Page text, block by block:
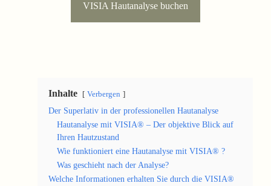
VISIA Hautanalyse buchen
Inhalte Verbergen
Der Superlativ in der professionellen Hautanalyse
Hautanalyse mit VISIA® – Der objektive Blick auf
Ihren Hautzustand
Wie funktioniert eine Hautanalyse mit VISIA® ?
Was geschieht nach der Analyse?
Welche Informationen erhalten Sie durch die VISIA®